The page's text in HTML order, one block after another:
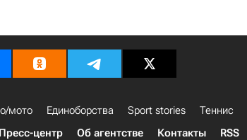
мото Единоборства Sport stories Теннис
Пресс-центр Об агентстве Контакты RSS